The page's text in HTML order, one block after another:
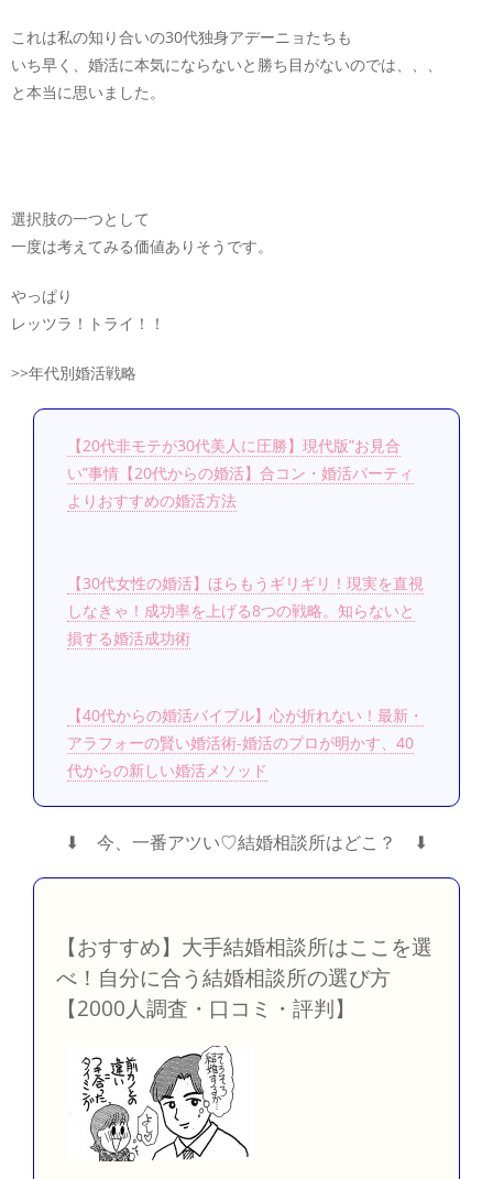
これは私の知り合いの30代独身アデーニョたちも
いち早く、婚活に本気にならないと勝ち目がないのでは、、、
と本当に思いました。
選択肢の一つとして
一度は考えてみる価値ありそうです。
やっぱり
レッツラ！トライ！！
>>年代別婚活戦略
【20代非モテが30代美人に圧勝】現代版”お見合
い”事情【20代からの婚活】合コン・婚活パーティ
よりおすすめの婚活方法
【30代女性の婚活】ほらもうギリギリ！現実を直視
しなきゃ！成功率を上げる8つの戦略。知らないと
損する婚活成功術
【40代からの婚活バイブル】心が折れない！最新・
アラフォーの賢い婚活術-婚活のプロが明かす、40
代からの新しい婚活メソッド
⬇︎ 今、一番アツい♡結婚相談所はどこ？ ⬇︎
【おすすめ】大手結婚相談所はここを選
べ！自分に合う結婚相談所の選び方
【2000人調査・口コミ・評判】